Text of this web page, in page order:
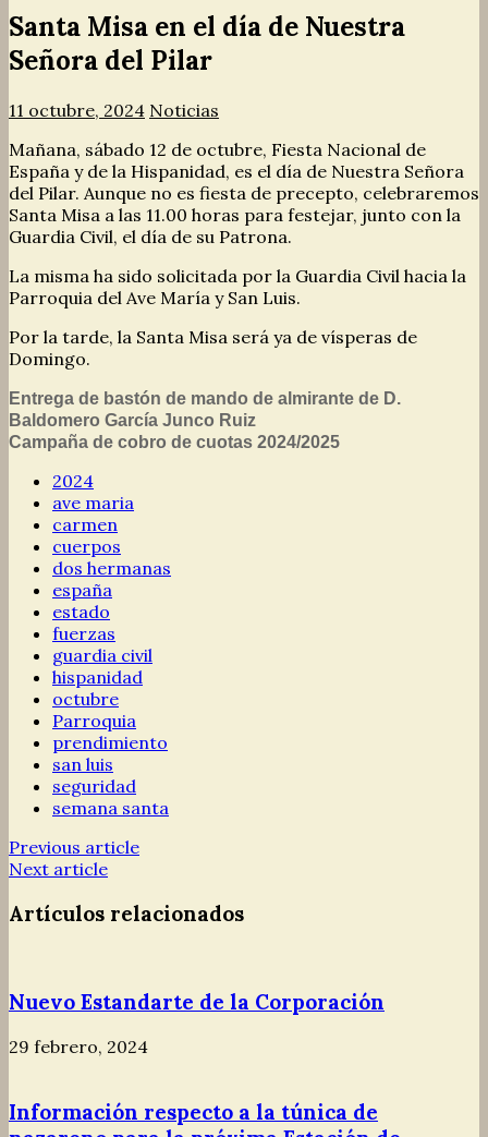
Santa Misa en el día de Nuestra
Señora del Pilar
11 octubre, 2024 Noticias
Mañana, sábado 12 de octubre, Fiesta Nacional de
España y de la Hispanidad, es el día de Nuestra Señora
del Pilar. Aunque no es fiesta de precepto, celebraremos
Santa Misa a las 11.00 horas para festejar, junto con la
Guardia Civil, el día de su Patrona.
La misma ha sido solicitada por la Guardia Civil hacia la
Parroquia del Ave María y San Luis.
Por la tarde, la Santa Misa será ya de vísperas de
Domingo.
Entrega de bastón de mando de almirante de D.
Baldomero García Junco Ruiz
Campaña de cobro de cuotas 2024/2025
2024
ave maria
carmen
cuerpos
dos hermanas
españa
estado
fuerzas
guardia civil
hispanidad
octubre
Parroquia
prendimiento
san luis
seguridad
semana santa
Previous article
Next article
Artículos relacionados
Nuevo Estandarte de la Corporación
29 febrero, 2024
Información respecto a la túnica de